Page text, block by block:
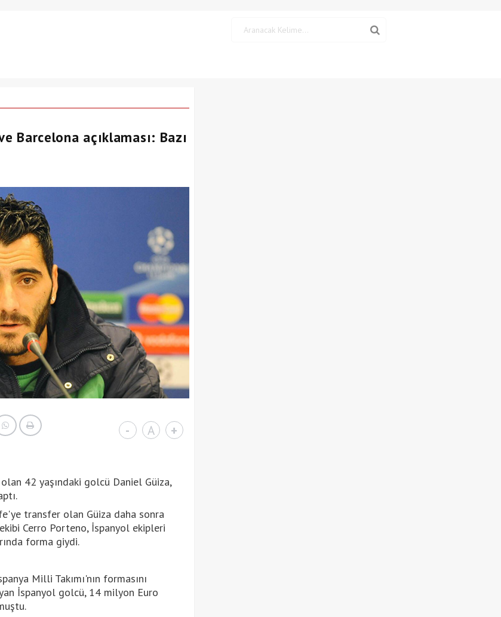
Barcelona açıklaması: Bazı
- A +
42 yaşındaki golcü Daniel Güiza,
transfer olan Güiza daha sonra
Cerro Porteno, İspanyol ekipleri
forma giydi.
Milli Takımı'nın formasını
İspanyol golcü, 14 milyon Euro